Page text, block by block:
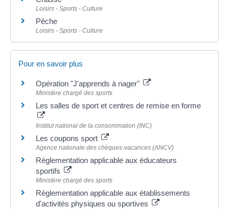
Loisirs - Sports - Culture
Pêche
Loisirs - Sports - Culture
Pour en savoir plus
Opération "J'apprends à nager"
Ministère chargé des sports
Les salles de sport et centres de remise en forme
Institut national de la consommation (INC)
Les coupons sport
Agence nationale des chèques-vacances (ANCV)
Réglementation applicable aux éducateurs
sportifs
Ministère chargé des sports
Réglementation applicable aux établissements
d'activités physiques ou sportives